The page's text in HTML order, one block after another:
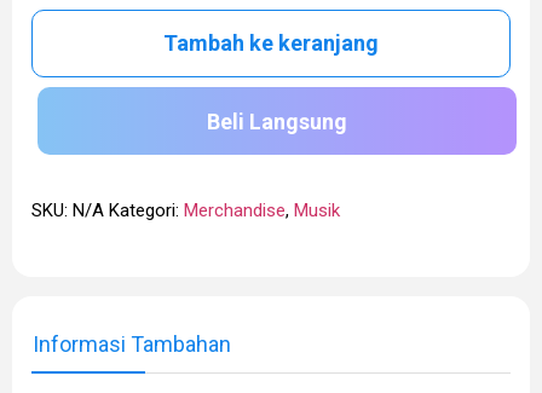
Tambah ke keranjang
Beli Langsung
SKU: N/A Kategori: Merchandise, Musik
Informasi Tambahan